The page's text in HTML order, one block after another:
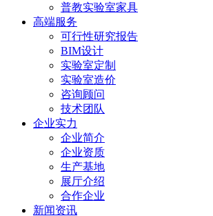
普教实验室家具
高端服务
可行性研究报告
BIM设计
实验室定制
实验室造价
咨询顾问
技术团队
企业实力
企业简介
企业资质
生产基地
展厅介绍
合作企业
新闻资讯